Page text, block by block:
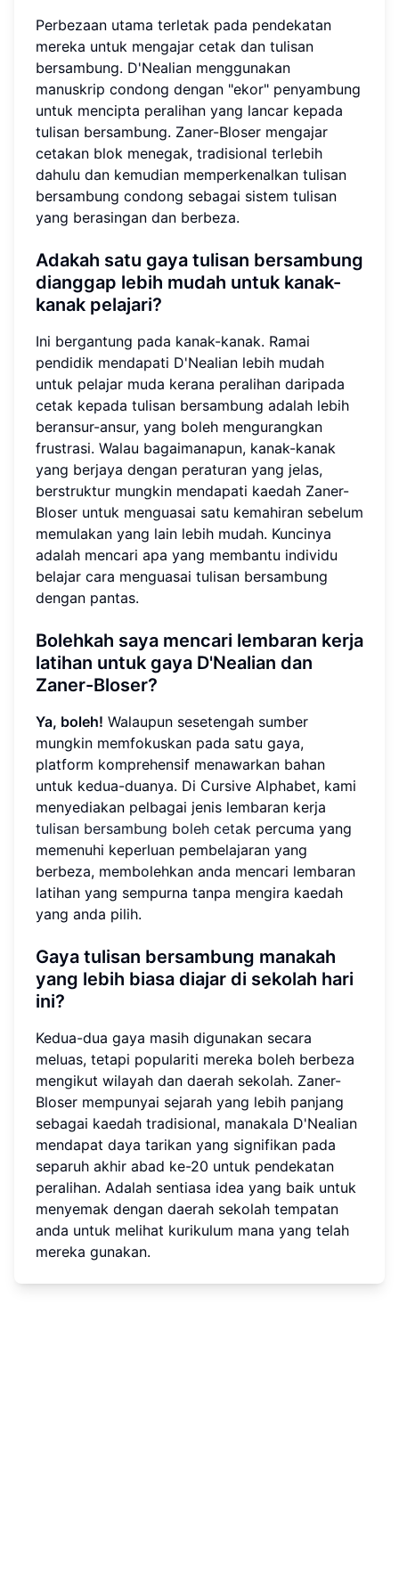
Perbezaan utama terletak pada pendekatan
mereka untuk mengajar cetak dan tulisan
bersambung. D'Nealian menggunakan
manuskrip condong dengan "ekor" penyambung
untuk mencipta peralihan yang lancar kepada
tulisan bersambung. Zaner-Bloser mengajar
cetakan blok menegak, tradisional terlebih
dahulu dan kemudian memperkenalkan tulisan
bersambung condong sebagai sistem tulisan
yang berasingan dan berbeza.
Adakah satu gaya tulisan bersambung
dianggap lebih mudah untuk kanak-
kanak pelajari?
Ini bergantung pada kanak-kanak. Ramai
pendidik mendapati D'Nealian lebih mudah
untuk pelajar muda kerana peralihan daripada
cetak kepada tulisan bersambung adalah lebih
beransur-ansur, yang boleh mengurangkan
frustrasi. Walau bagaimanapun, kanak-kanak
yang berjaya dengan peraturan yang jelas,
berstruktur mungkin mendapati kaedah Zaner-
Bloser untuk menguasai satu kemahiran sebelum
memulakan yang lain lebih mudah. Kuncinya
adalah mencari apa yang membantu individu
belajar cara menguasai tulisan bersambung
dengan pantas.
Bolehkah saya mencari lembaran kerja
latihan untuk gaya D'Nealian dan
Zaner-Bloser?
Ya, boleh! Walaupun sesetengah sumber
mungkin memfokuskan pada satu gaya,
platform komprehensif menawarkan bahan
untuk kedua-duanya. Di Cursive Alphabet, kami
menyediakan pelbagai jenis lembaran kerja
tulisan bersambung boleh cetak percuma yang
memenuhi keperluan pembelajaran yang
berbeza, membolehkan anda mencari lembaran
latihan yang sempurna tanpa mengira kaedah
yang anda pilih.
Gaya tulisan bersambung manakah
yang lebih biasa diajar di sekolah hari
ini?
Kedua-dua gaya masih digunakan secara
meluas, tetapi populariti mereka boleh berbeza
mengikut wilayah dan daerah sekolah. Zaner-
Bloser mempunyai sejarah yang lebih panjang
sebagai kaedah tradisional, manakala D'Nealian
mendapat daya tarikan yang signifikan pada
separuh akhir abad ke-20 untuk pendekatan
peralihan. Adalah sentiasa idea yang baik untuk
menyemak dengan daerah sekolah tempatan
anda untuk melihat kurikulum mana yang telah
mereka gunakan.